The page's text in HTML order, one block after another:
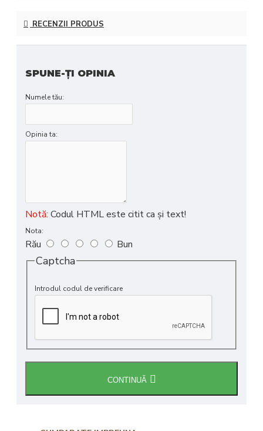
RECENZII PRODUS
SPUNE-ŢI OPINIA
Numele tău:
Opinia ta:
Notă: Codul HTML este citit ca şi text!
Nota:
Rău Bun
Captcha
Introdul codul de verificare
CONTINUĂ